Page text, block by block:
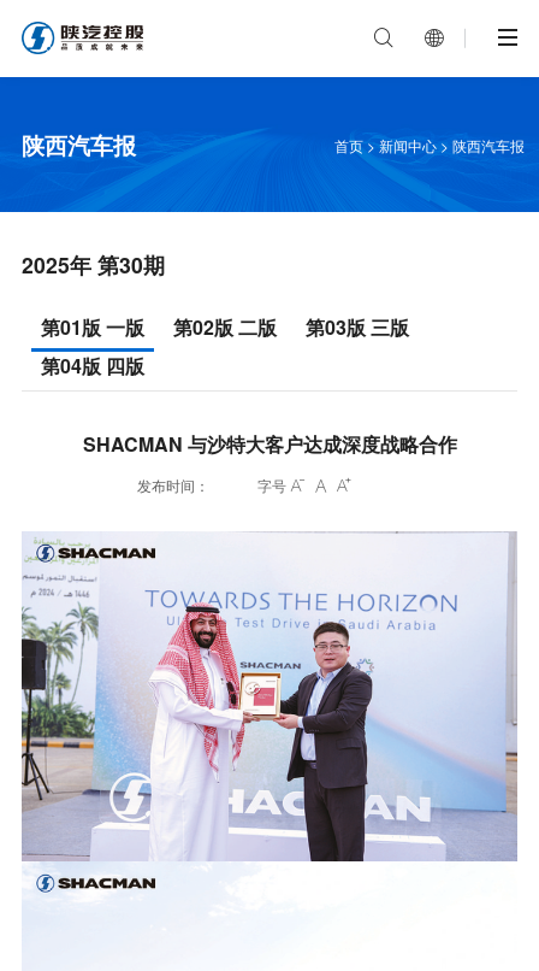
 
陕西汽车报 首页 > 新闻中心 > 陕西汽车报
2025年 第30期
第01版 一版 第02版 二版
第03版 三版
第04版 四版
SHACMAN 与沙特大客户达成深度战略合作
发布时间： 字号   